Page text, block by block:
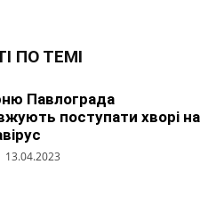
ПО ТЕМІ
Павлограда
поступати хворі на
13.04.2023